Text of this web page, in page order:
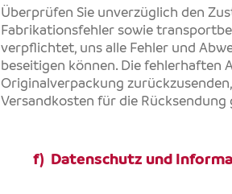
Überprüfen Sie unverzüglich den
Fabrikationsfehler sowie
verpflichtet, uns alle Fehler und
beseitigen können. Die fehlerhaften
Originalverpackung
Versandkosten für die Rücksendung
f) Datenschutz und